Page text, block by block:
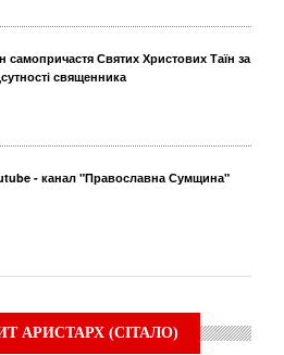
самопричастя Святих Христових Таїн за
священника
- канал "Православна Сумщина"
АРИСТАРХ (СІТАЛО)